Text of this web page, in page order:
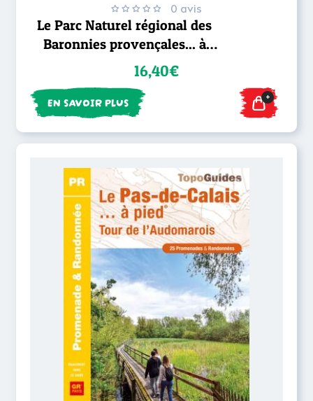
0 avis
Le Parc Naturel régional des
Baronnies provençales... à
pied16,40€
EN SAVOIR PLUS +